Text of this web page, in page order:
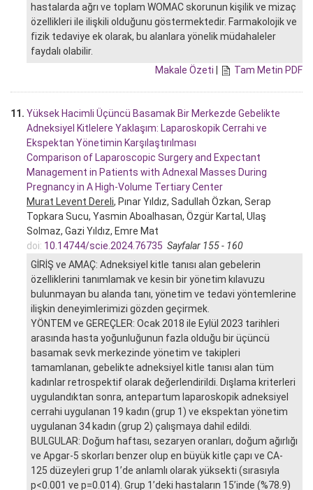
hastalarda ağrı ve toplam WOMAC skorunun kişilik ve mizaç
özellikleri ile ilişkili olduğunu göstermektedir. Farmakolojik ve
fizik tedaviye ek olarak, bu alanlara yönelik müdahaleler
faydalı olabilir.
Makale Özeti | Tam Metin PDF
11. Yüksek Hacimli Üçüncü Basamak Bir Merkezde Gebelikte
Adneksiyel Kitlelere Yaklaşım: Laparoskopik Cerrahi ve
Ekspektan Yönetimin Karşılaştırılması
Comparison of Laparoscopic Surgery and Expectant
Management in Patients with Adnexal Masses During
Pregnancy in A High-Volume Tertiary Center
Murat Levent Dereli, Pınar Yıldız, Sadullah Özkan, Serap
Topkara Sucu, Yasmin Aboalhasan, Özgür Kartal, Ulaş
Solmaz, Gazi Yıldız, Emre Mat
doi: 10.14744/scie.2024.76735 Sayfalar 155 - 160
GİRİŞ ve AMAÇ: Adneksiyel kitle tanısı alan gebelerin
özelliklerini tanımlamak ve kesin bir yönetim kılavuzu
bulunmayan bu alanda tanı, yönetim ve tedavi yöntemlerine
ilişkin deneyimlerimizi gözden geçirmek.
YÖNTEM ve GEREÇLER: Ocak 2018 ile Eylül 2023 tarihleri
arasında hasta yoğunluğunun fazla olduğu bir üçüncü
basamak sevk merkezinde yönetim ve takipleri
tamamlanan, gebelikte adneksiyel kitle tanısı alan tüm
kadınlar retrospektif olarak değerlendirildi. Dışlama kriterleri
uygulandıktan sonra, antepartum laparoskopik adneksiyel
cerrahi uygulanan 19 kadın (grup 1) ve ekspektan yönetim
uygulanan 34 kadın (grup 2) çalışmaya dahil edildi.
BULGULAR: Doğum haftası, sezaryen oranları, doğum ağırlığı
ve Apgar-5 skorları benzer olup en büyük kitle çapı ve CA-
125 düzeyleri grup 1’de anlamlı olarak yüksekti (sırasıyla
p<0.001 ve p=0.014). Grup 1’deki hastaların 15’inde (%78.9)